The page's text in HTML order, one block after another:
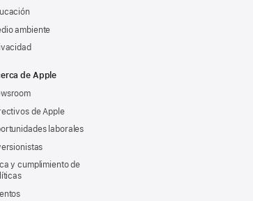
ambiente
de Apple
de Apple
laborales
y cumplimiento de